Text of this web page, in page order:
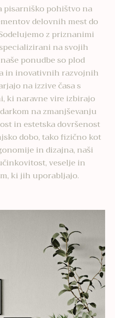
pisarniško pohištvo na
delovnih mest do
z priznanimi
na svojih
ponudbe so plod
in inovativnih razvojnih
na izzive časa s
ki naravne vire izbirajo
na zmanjševanju
in estetska dovršenost
dobo, tako fizično kot
in dizajna, naši
veselje in
ki jih uporabljajo.